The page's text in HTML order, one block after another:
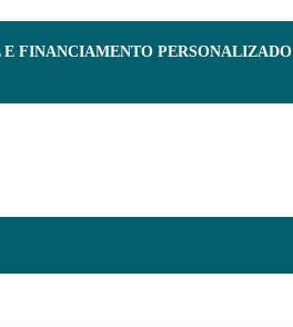
FINANCIAMENTO PERSONALIZADO